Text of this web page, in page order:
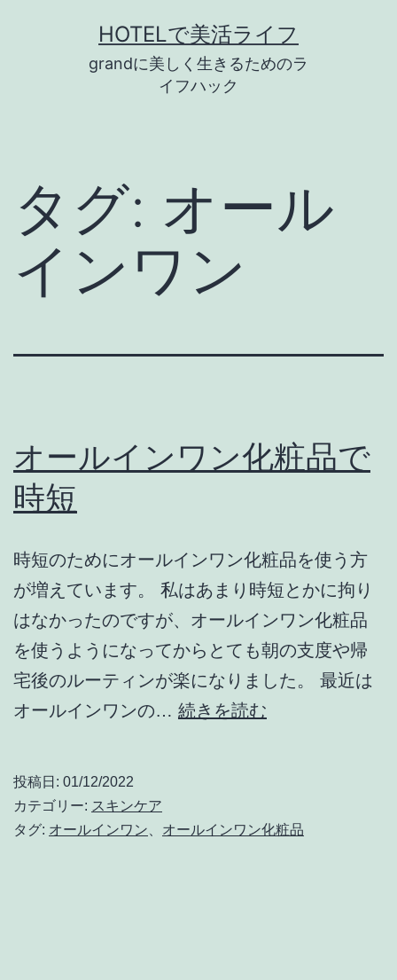
HOTELで美活ライフ
grandに美しく生きるためのラ
イフハック
タグ: オール
インワン
オールインワン化粧品で
時短
時短のためにオールインワン化粧品を使う方
が増えています。 私はあまり時短とかに拘り
はなかったのですが、オールインワン化粧品
を使うようになってからとても朝の支度や帰
宅後のルーティンが楽になりました。 最近は
オールインワンの… 続きを読む
ン
投稿日: 01/12/2022
カテゴリー: スキンケア
タグ: オールインワン オールインワン化粧品